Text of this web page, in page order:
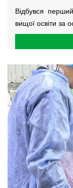
Відбувся перший
вищої освіти за